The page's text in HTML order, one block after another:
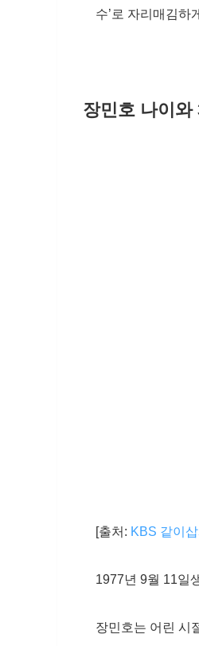
수’로 자리매김하
장민호 나이와
[출처: KBS 같이
1977년 9월 11일
장민호는 어린 시